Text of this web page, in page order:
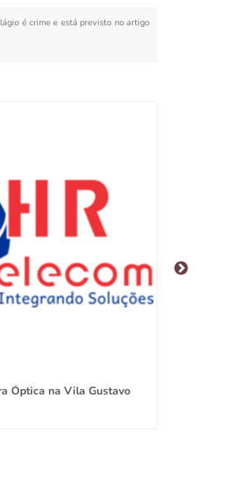
é crime e está previsto no artigo
Óptica na Vila Gustavo